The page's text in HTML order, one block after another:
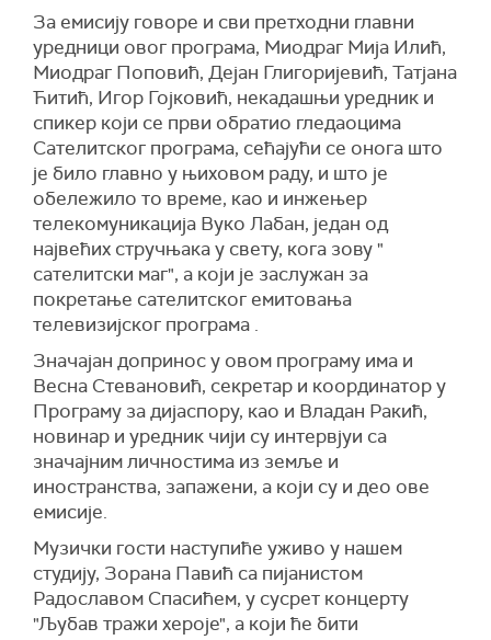
За емисију говоре и сви претходни главни
уредници овог програма, Миодраг Мија Илић,
Миодраг Поповић, Дејан Глигоријевић, Татјана
Ћитић, Игор Гојковић, некадашњи уредник и
спикер који се први обратио гледаоцима
Сателитског програма, сећајући се онога што
је било главно у њиховом раду, и што је
обележило то време, као и инжењер
телекомуникација Вуко Лабан, један од
највећих стручњака у свету, кога зову "
сателитски маг", а који је заслужан за
покретање сателитског емитовања
телевизијског програма .
Значајан допринос у овом програму има и
Весна Стевановић, секретар и координатор у
Програму за дијаспору, као и Владан Ракић,
новинар и уредник чији су интервјуи са
значајним личностима из земље и
иностранства, запажени, а који су и део ове
емисије.
Музички гости наступиће уживо у нашем
студију, Зорана Павић са пијанистом
Радославом Спасићем, у сусрет концерту
"Љубав тражи хероје", а који ће бити